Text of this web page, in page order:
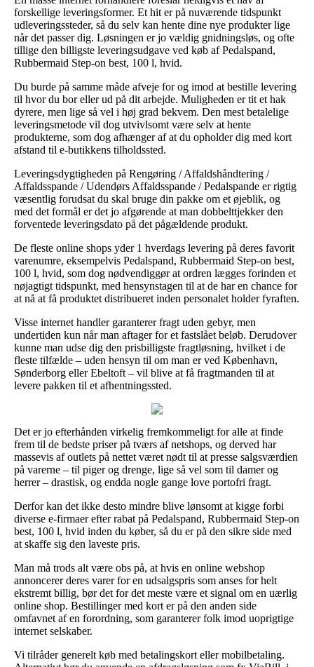
forskellige leveringsformer. Et hit er på nuværende tidspunkt
udleveringssteder, så du selv kan hente dine nye produkter lige
når det passer dig. Løsningen er jo vældig gnidningsløs, og ofte
tillige den billigste leveringsudgave ved køb af Pedalspand,
Rubbermaid Step-on best, 100 l, hvid.
Du burde på samme måde afveje for og imod at bestille levering
til hvor du bor eller ud på dit arbejde. Muligheden er tit et hak
dyrere, men lige så vel i høj grad bekvem. Den mest betalelige
leveringsmetode vil dog utvivlsomt være selv at hente
produkterne, som dog afhænger af at du opholder dig med kort
afstand til e-butikkens tilholdssted.
Leveringsdygtigheden på Rengøring / Affaldshåndtering /
Affaldsspande / Udendørs Affaldsspande / Pedalspande er rigtig
væsentlig forudsat du skal bruge din pakke om et øjeblik, og
med det formål er det jo afgørende at man dobbelttjekker den
forventede leveringsdato på det pågældende produkt.
De fleste online shops yder 1 hverdags levering på deres favorit
varenumre, eksempelvis Pedalspand, Rubbermaid Step-on best,
100 l, hvid, som dog nødvendiggør at ordren lægges forinden et
nøjagtigt tidspunkt, med hensynstagen til at de har en chance for
at nå at få produktet distribueret inden personalet holder fyraften.
Visse internet handler garanterer fragt uden gebyr, men
undertiden kun når man aftager for et fastslået beløb. Derudover
kunne man udse dig den prisbilligste fragtløsning, hvilket i de
fleste tilfælde – uden hensyn til om man er ved København,
Sønderborg eller Ebeltoft – vil blive at få fragtmanden til at
levere pakken til et afhentningssted.
Det er jo efterhånden virkelig fremkommeligt for alle at finde
frem til de bedste priser på tværs af netshops, og derved har
massevis af outlets på nettet været nødt til at presse salgsværdien
på varerne – til piger og drenge, lige så vel som til damer og
herrer – drastisk, og endda nogle gange love portofri fragt.
Derfor kan det ikke desto mindre blive lønsomt at kigge forbi
diverse e-firmaer efter rabat på Pedalspand, Rubbermaid Step-on
best, 100 l, hvid inden du køber, så du er på den sikre side med
at skaffe sig den laveste pris.
Man må trods alt være obs på, at hvis en online webshop
annoncerer deres varer for en udsalgspris som anses for helt
ekstremt billig, bør det for det meste være et signal om en uærlig
online shop. Bestillinger med kort er på den anden side
omfavnet af en forordning, som garanterer folk imod uoprigtige
internet selskaber.
Vi tilråder generelt køb med betalingskort eller mobilbetaling.